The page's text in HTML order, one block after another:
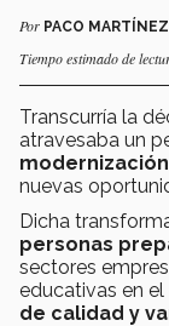
Por PACO
Tiempo estimado de
Transcurría la
atravesaba un
modernización
nuevas
Dicha
personas
sectores
educativas en
de calidad y